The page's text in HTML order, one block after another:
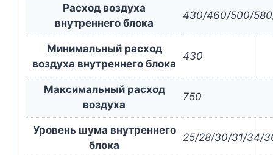
Расход воздуха
внутреннего блока
430/460/500/
Минимальный расход
воздуха внутреннего блока
430
Максимальный расход
воздуха
750
Уровень шума внутреннего
блока
25/28/30/31/34/